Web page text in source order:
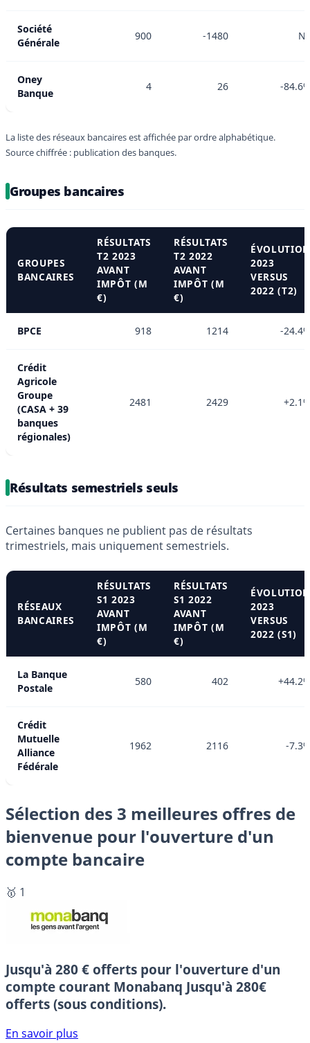
Société
Générale
900 -1480
Oney
Banque
4 26 -
La liste des réseaux bancaires est affichée par ordre alphabétique.
Source chiffrée : publication des banques.
Groupes bancaires
GROUPES
BANCAIRES
RÉSULTATS
T2 2023
AVANT
IMPÔT (M
€)
RÉSULTATS
T2 2022
AVANT
IMPÔT (M
€)
2023
VERSUS
2022 (T2)
BPCE 918 1214 -
Crédit
Agricole
Groupe
(CASA + 39
banques
régionales)
2481 2429
Résultats semestriels seuls
Certaines banques ne publient pas de résultats
trimestriels, mais uniquement semestriels.
RÉSEAUX
BANCAIRES
RÉSULTATS
S1 2023
AVANT
IMPÔT (M
€)
RÉSULTATS
S1 2022
AVANT
IMPÔT (M
€)
2023
VERSUS
2022 (S1)
La Banque
Postale
580 402
Crédit
Mutuelle
Alliance
Fédérale
1962 2116 -
Sélection des 3 meilleures offres de
bienvenue pour l'ouverture d'un
compte bancaire
🥇 1
Jusqu'à 280 € offerts pour l'ouverture d'un
compte courant Monabanq Jusqu'à 280€
offerts (sous conditions).
En savoir plus